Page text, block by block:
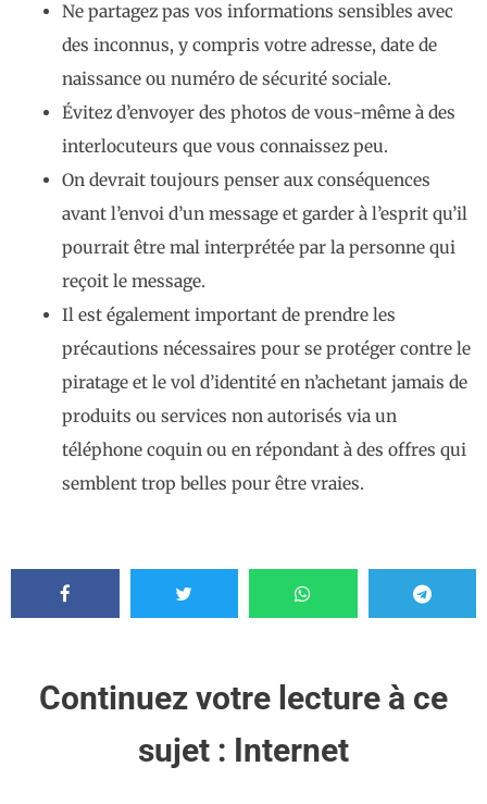
Ne partagez pas vos informations sensibles avec
des inconnus, y compris votre adresse, date de
naissance ou numéro de sécurité sociale.
Évitez d’envoyer des photos de vous-même à des
interlocuteurs que vous connaissez peu.
On devrait toujours penser aux conséquences
avant l’envoi d’un message et garder à l’esprit qu’il
pourrait être mal interprétée par la personne qui
reçoit le message.
Il est également important de prendre les
précautions nécessaires pour se protéger contre le
piratage et le vol d’identité en n’achetant jamais de
produits ou services non autorisés via un
téléphone coquin ou en répondant à des offres qui
semblent trop belles pour être vraies.
Continuez votre lecture à ce
sujet : Internet